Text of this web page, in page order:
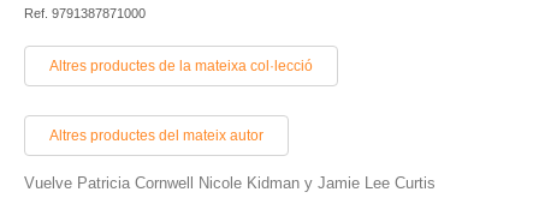
Ref. 9791387871000
Altres productes de la mateixa col·lecció
Altres productes del mateix autor
Vuelve Patricia Cornwell Nicole Kidman y Jamie Lee Curtis